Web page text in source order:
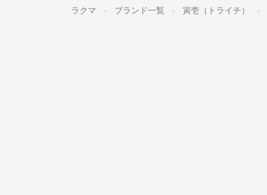
ラクマ ブランド一覧 寅壱（トライチ）